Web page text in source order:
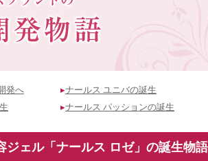
発へ ▸ナールス ユニバの誕生
▸ナールス パッションの誕生
ジェル「ナールス ロゼ」の誕生物語